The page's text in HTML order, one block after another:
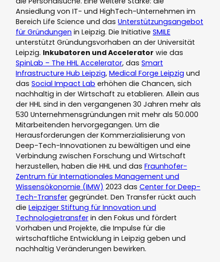
Ansiedlung von IT- und HighTech-Unternehmen im
Bereich Life Science und das Unterstützungsangebot
für Gründungen in Leipzig. Die Initiative SMILE
unterstützt Gründungsvorhaben an der Universität
Leipzig. Inkubatoren und Accelerator wie das
SpinLab – The HHL Accelerator, das Smart
Infrastructure Hub Leipzig, Medical Forge Leipzig und
das Social Impact Lab erhöhen die Chancen, sich
nachhaltig in der Wirtschaft zu etablieren. Allein aus
der HHL sind in den vergangenen 30 Jahren mehr als
530 Unternehmensgründungen mit mehr als 50.000
Mitarbeitenden hervorgegangen. Um die
Herausforderungen der Kommerzialisierung von
Deep-Tech-Innovationen zu bewältigen und eine
Verbindung zwischen Forschung und Wirtschaft
herzustellen, haben die HHL und das Fraunhofer-
Zentrum für Internationales Management und
Wissensökonomie (IMW) 2023 das Center for Deep-
Tech-Transfer gegründet. Den Transfer rückt auch
die Leipziger Stiftung für Innovation und
Technologietransfer in den Fokus und fördert
Vorhaben und Projekte, die Impulse für die
wirtschaftliche Entwicklung in Leipzig geben und
nachhaltig Veränderungen bewirken.